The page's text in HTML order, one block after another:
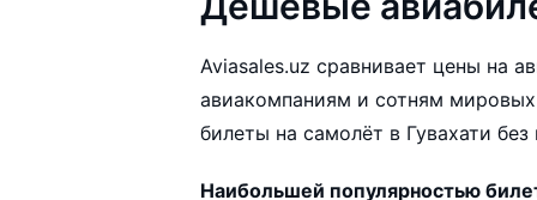
Aviasales.uz сравнивает цены на
авиакомпаниям и сотням
билеты на самолёт в Гувахати
Наибольшей популярностью